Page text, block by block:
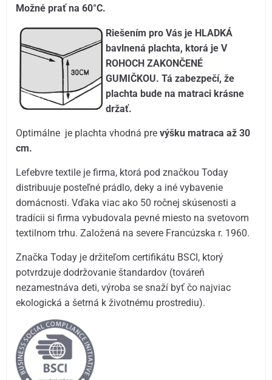
Možné prať na 60°C.
Riešením pro Vás je HLADKÁ
bavlnená plachta, ktorá je V
ROHOCH ZAKONČENÉ
GUMIČKOU. Tá zabezpečí, že
plachta bude na matraci krásne
držať.
Optimálne je plachta vhodná prevýšku matraca až 30
cm.
Lefebvre textile je firma, ktorá pod značkou Today
distribuuje posteľné prádlo, deky a iné vybavenie
domácnosti. Vďaka viac ako 50 ročnej skúsenosti a
tradícii si firma vybudovala pevné miesto na svetovom
textilnom trhu. Založená na severe Francúzska r. 1960.
Značka Today je držiteľom certifikátu BSCI, ktorý
potvrdzuje dodržovanie štandardov (továreň
nezamestnáva deti, výroba se snaží byť čo najviac
ekologická a šetrná k životnému prostrediu).